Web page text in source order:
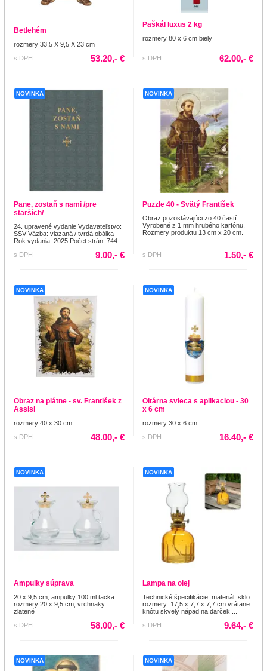
Betlehém
rozmery 33,5 X 9,5 X 23 cm
s DPH
53.20,- €
Paškál luxus 2 kg
rozmery 80 x 6 cm biely
s DPH 62.00,- €
NOVINKA
Pane, zostaň s nami /pre
starších/
24. upravené vydanie Vydavateľstvo:
SSV Väzba: viazaná / tvrdá obálka
Rok vydania: 2025 Počet strán: 744...
s DPH
9.00,- €
NOVINKA
Puzzle 40 - Svätý František
Obraz pozostávajúci zo 40 častí.
Vyrobené z 1 mm hrubého kartónu.
Rozmery produktu 13 cm x 20 cm.
s DPH 1.50,- €
NOVINKA
Obraz na plátne - sv. František z
Assisi
rozmery 40 x 30 cm
s DPH
48.00,- €
NOVINKA
Oltárna svieca s aplikaciou - 30
x 6 cm
rozmery 30 x 6 cm
s DPH
16.40,- €
NOVINKA
Ampulky súprava
20 x 9,5 cm, ampulky 100 ml tacka
rozmery 20 x 9,5 cm, vrchnaky
zlatené
s DPH
58.00,- €
NOVINKA
Lampa na olej
Technické špecifikácie: materiál: sklo
rozmery: 17,5 x 7,7 x 7,7 cm vrátane
knôtu skvelý nápad na darček ...
s DPH
9.64,- €
NOVINKA NOVINKA